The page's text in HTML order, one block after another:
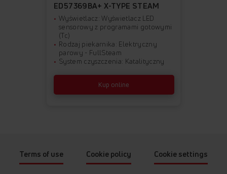
ED57369BA+ X-TYPE STEAM
Wyświetlacz: Wyświetlacz LED
sensorowy z programami gotowymi
(Tc)
Rodzaj piekarnika: Elektryczny
parowy - FullSteam
System czyszczenia: Katalityczny
Kup online
Terms of use Cookie policy Cookie settings